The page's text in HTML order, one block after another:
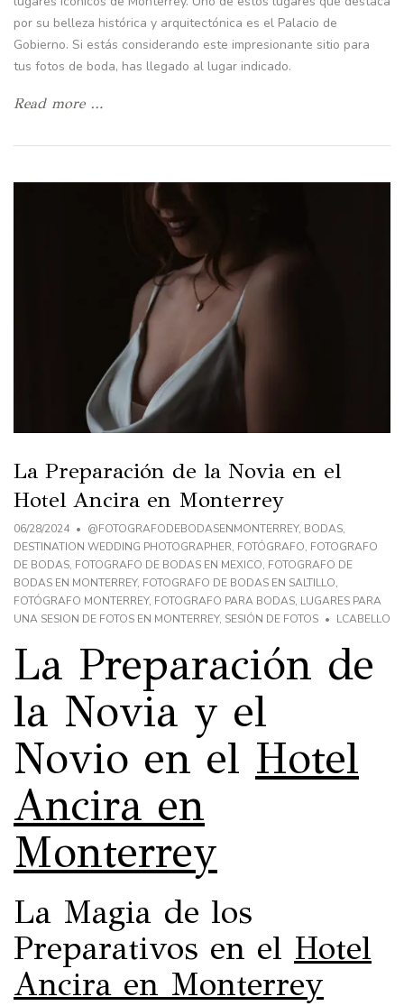
por su belleza histórica y arquitectónica es el Palacio de
Gobierno. Si estás considerando este impresionante sitio para
tus fotos de boda, has llegado al lugar indicado.
Read more …
La Preparación de la Novia en el
Hotel Ancira en Monterrey
06/28/2024 @FOTOGRAFODEBODASENMONTERREY, BODAS,
DESTINATION WEDDING PHOTOGRAPHER, FOTÓGRAFO, FOTOGRAFO
DE BODAS, FOTOGRAFO DE BODAS EN MEXICO, FOTOGRAFO DE
BODAS EN MONTERREY, FOTOGRAFO DE BODAS EN SALTILLO,
FOTÓGRAFO MONTERREY, FOTOGRAFO PARA BODAS, LUGARES PARA
UNA SESION DE FOTOS EN MONTERREY, SESIÓN DE FOTOS LCABELLO
La Preparación de
la Novia y el
Novio en el Hotel
Ancira en
Monterrey
La Magia de los
Preparativos en el Hotel
Ancira en Monterrey